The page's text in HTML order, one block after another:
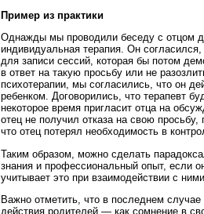
Пример из практики
Однажды мы проводили беседу с отцом
индивидуальная терапия. Он
для записи сессий, которая бы потом
в ответ на такую просьбу или не
психотерапии, мы согласились, что он
ребенком. Договорились, что терапевт
некоторое время пригласит отца на
отец не получил отказа на свою
что отец потерял необходимость в
Таким образом, можно сделать
знания и профессиональный опыт, если
учитывает это при взаимодействии с
Важно отметить, что в последнем
действия родителей — как сомнение в